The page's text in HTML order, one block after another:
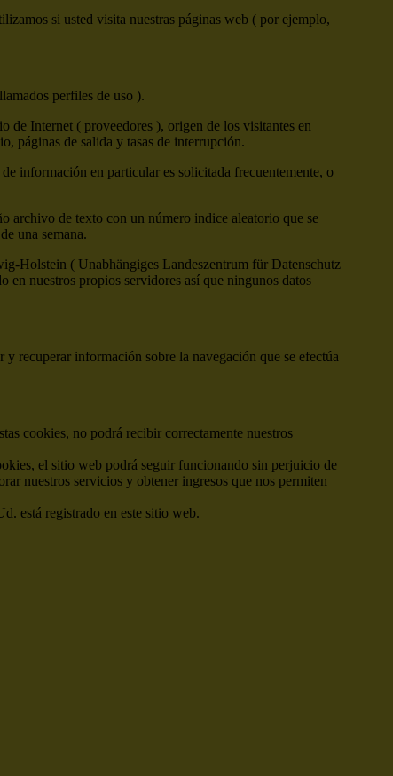
si usted visita nuestras páginas web ( por ejemplo,
perfiles de uso ).
de Internet ( proveedores ), origen de los visitantes en
páginas de salida y tasas de interrupción.
información en particular es solicitada frecuentemente, o
archivo de texto con un número indice aleatorio que se
una semana.
Holstein ( Unabhängiges Landeszentrum für Datenschutz
nuestros propios servidores así que ningunos datos
recuperar información sobre la navegación que se efectúa
cookies, no podrá recibir correctamente nuestros
el sitio web podrá seguir funcionando sin perjuicio de
nuestros servicios y obtener ingresos que nos permiten
está registrado en este sitio web.